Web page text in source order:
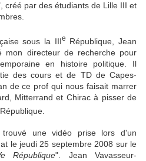
créé par des étudiants de Lille III et
sous la IIIe
République, Jean
mon directeur de recherche pour
en histoire politique. Il
des cours et de TD de Capes-
de ce prof qui nous faisait marrer
Mitterrand et Chirac à pisser de
République.
une vidéo prise lors d'un
le jeudi 25 septembre 2008 sur le
République". Jean Vavasseur-